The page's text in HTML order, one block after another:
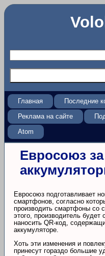
Главная Последние
Реклама на сайте
Atom
Евросоюз
Евросоюз подготавливает
смартфонов, согласно
производить смартфоны со
этого, производитель будет
наносить QR-код,
аккумуляторе.
Хоть эти изменения и
принесут гораздо большие